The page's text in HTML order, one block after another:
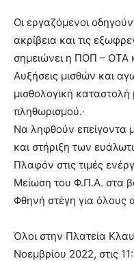
you
the
meaning
of
pain.
pornhun
hd
porn
Οι εργαζόμενοι
ακρίβεια και τις
σημειώνει η ΠΟΠ – ΟΤΑ
Αυξήσεις μισθών και
μισθολογική
πληθωρισμού.·
Να ληφθούν επείγοντα
και στήριξη των
Πλαφόν στις τιμές
Μείωση του Φ.Π.Α. στα
Φθηνή στέγη για όλους
Όλοι στην Πλατεία
Νοεμβρίου 2022, στις